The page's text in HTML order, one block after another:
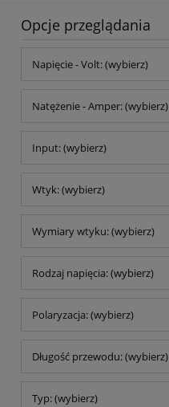
Opcje przeglądania
Napięcie - Volt: (wybierz)
Natężenie - Amper: (wybierz)
Input: (wybierz)
Wtyk: (wybierz)
Wymiary wtyku: (wybierz)
Rodzaj napięcia: (wybierz)
Polaryzacja: (wybierz)
Długość przewodu: (wybierz)
Typ: (wybierz)